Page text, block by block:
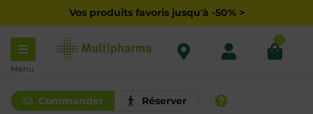
Vos produits favoris jusqu'à -50% >
Menu
0
Commander Réserver